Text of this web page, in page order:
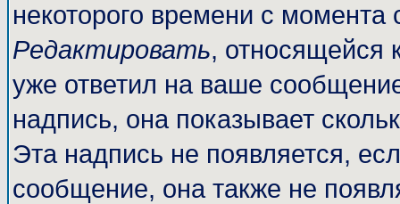
некоторого времени с
Редактировать, относящейся
уже ответил на ваше
надпись, она показывает
Эта надпись не появляется,
сообщение, она также не